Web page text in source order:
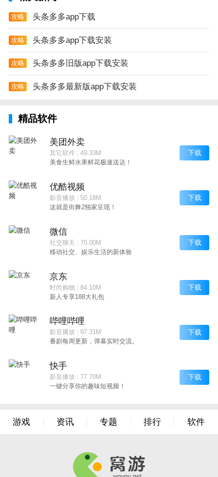
攻略 头条多多app下载
攻略 头条多多app下载安装
攻略 头条多多旧版app下载安装
攻略 头条多多最新版app下载安装
精品软件
美团外卖
其它软件| 49.33M
美食生鲜水果鲜花极速送达！
下载
优酷视频
影音播放
50.18M
这就是街舞2独家呈现！
下载
微信
社交聊天
70.00M
移动社交、娱乐生活的新体验
下载
京东
时尚购物
84.10M
新人专享188大礼包
下载
哔哩哔哩
影音播放
97.31M
番剧每周更新，弹幕实时交流。
下载
快手
影音播放
77.70M
一键分享你的趣味短视频！
下载
游戏 资讯 专题 排行 软件